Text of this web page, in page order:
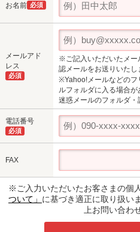
お名前 必須
メールアド
レス
必須
※ご記入いただいたメー
認メールをお送りいたし
※Yahoo!メールなどのフ
ルフォルダに入る場合が
迷惑メールのフォルダ・
電話番号
必須
FAX
※ご入力いただいたお客さまの個
ついて」 に基づき適正に取り扱い
上お問い合わ